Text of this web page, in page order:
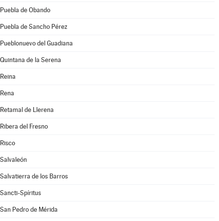
Puebla de Obando
Puebla de Sancho Pérez
Pueblonuevo del Guadiana
Quintana de la Serena
Reina
Rena
Retamal de Llerena
Ribera del Fresno
Risco
Salvaleón
Salvatierra de los Barros
Sancti-Spíritus
San Pedro de Mérida